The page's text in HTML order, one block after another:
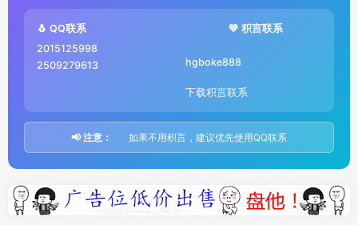
🐧 QQ联系
2015125998
2509279613
💚 积言联系
hgboke888
下载积言联系
📢 注意： 如果不用积言，建议优先使用QQ联系